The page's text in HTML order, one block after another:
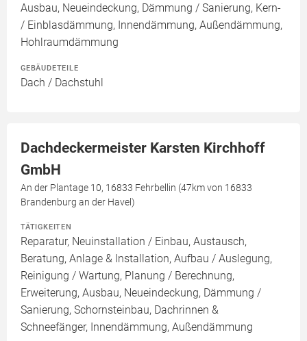
Ausbau, Neueindeckung, Dämmung / Sanierung, Kern-
/ Einblasdämmung, Innendämmung, Außendämmung,
Hohlraumdämmung
GEBÄUDETEILE
Dach / Dachstuhl
Dachdeckermeister Karsten Kirchhoff
GmbH
An der Plantage 10, 16833 Fehrbellin (47km von 16833
Brandenburg an der Havel)
TÄTIGKEITEN
Reparatur, Neuinstallation / Einbau, Austausch,
Beratung, Anlage & Installation, Aufbau / Auslegung,
Reinigung / Wartung, Planung / Berechnung,
Erweiterung, Ausbau, Neueindeckung, Dämmung /
Sanierung, Schornsteinbau, Dachrinnen &
Schneefänger, Innendämmung, Außendämmung